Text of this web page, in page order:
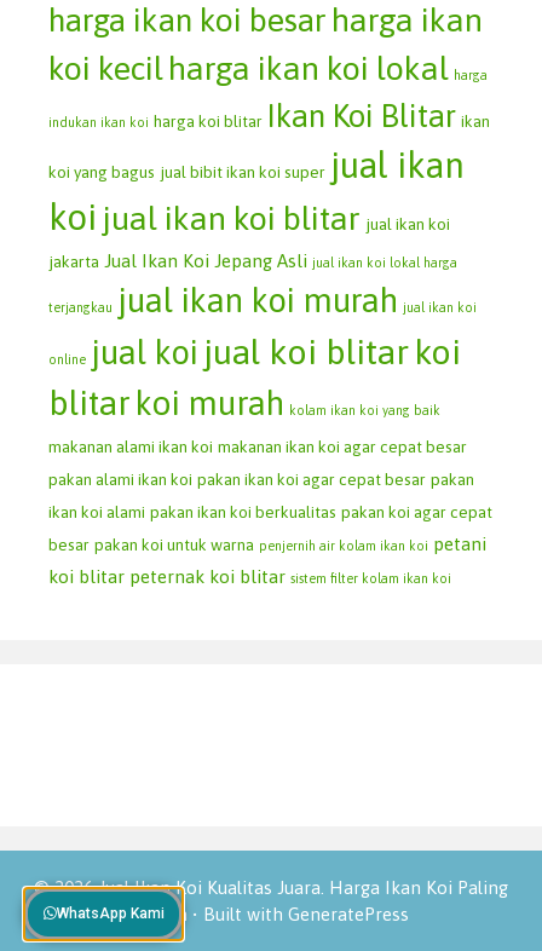
harga ikan koi besar harga ikan
koi kecilharga ikan koi lokal harga
indukan ikan koi harga koi blitar Ikan Koi Blitar ikan
koi yang bagus jual bibit ikan koi super jual ikan
koi jual ikan koi blitar jual ikan koi
jakarta Jual Ikan Koi Jepang Asli jual ikan koi lokal harga
terjangkau jual ikan koi murah jual ikan koi
online jual koi jual koi blitar koi
blitar koi murah kolam ikan koi yang baik
makanan alami ikan koi makanan ikan koi agar cepat besar
pakan alami ikan koi pakan ikan koi agar cepat besar pakan
ikan koi alami pakan ikan koi berkualitas pakan koi agar cepat
besar pakan koi untuk warna penjernih air kolam ikan koi petani
koi blitar peternak koi blitar sistem filter kolam ikan koi
© 2026 Jual Ikan Koi Kualitas Juara. Harga Ikan Koi Paling
Murah • Built with GeneratePress
WhatsApp Kami